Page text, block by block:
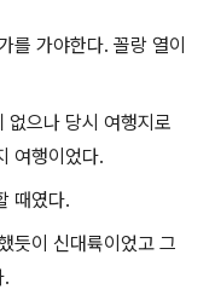
를 가야한다. 꼴랑 열이
없으나 당시 여행지로
여행이었다.
때였다.
듯이 신대륙이었고 그
.